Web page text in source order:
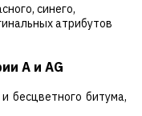
синего,
атрибутов
A и AG
бесцветного битума,